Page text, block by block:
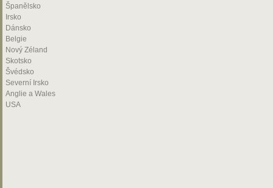
Španělsko
Irsko
Dánsko
Belgie
Nový Zéland
Skotsko
Švédsko
Severní Irsko
Anglie a Wales
USA